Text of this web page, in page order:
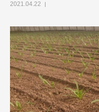
2021.04.22
スタッフ紹介
求人情報
会社概要